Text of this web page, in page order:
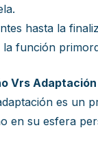
hasta la
función
Vrs Adaptación
es un
en su esfera